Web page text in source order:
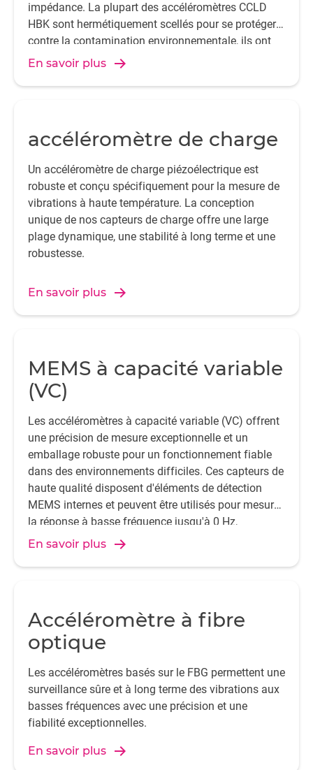
impédance. La plupart des accéléromètres CCLD
HBK sont hermétiquement scellés pour se protéger
contre la contamination environnementale, ils ont
une faible sensibilité aux radiofréquences, aux
impédance grâce à l'amplificateur intégré. Cela
En savoir plus
accéléromètre de charge
Un accéléromètre de charge piézoélectrique est
robuste et conçu spécifiquement pour la mesure de
vibrations à haute température. La conception
unique de nos capteurs de charge offre une large
plage dynamique, une stabilité à long terme et une
robustesse.
En savoir plus
MEMS à capacité variable
(VC)
Les accéléromètres à capacité variable (VC) offrent
une précision de mesure exceptionnelle et un
emballage robuste pour un fonctionnement fiable
dans des environnements difficiles. Ces capteurs de
haute qualité disposent d'éléments de détection
MEMS internes et peuvent être utilisés pour mesurer
la réponse à basse fréquence jusqu'à 0 Hz,
l'accélération linéaire en régime permanent ainsi
En savoir plus
Accéléromètre à fibre
optique
Les accéléromètres basés sur le FBG permettent une
surveillance sûre et à long terme des vibrations aux
basses fréquences avec une précision et une
fiabilité exceptionnelles.
En savoir plus